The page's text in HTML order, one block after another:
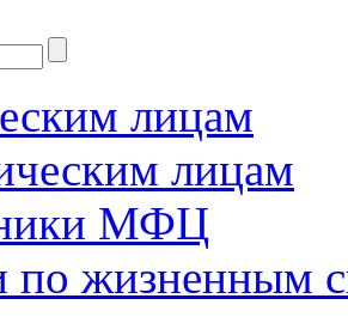
лицам
лицам
МФЦ
по жизненным